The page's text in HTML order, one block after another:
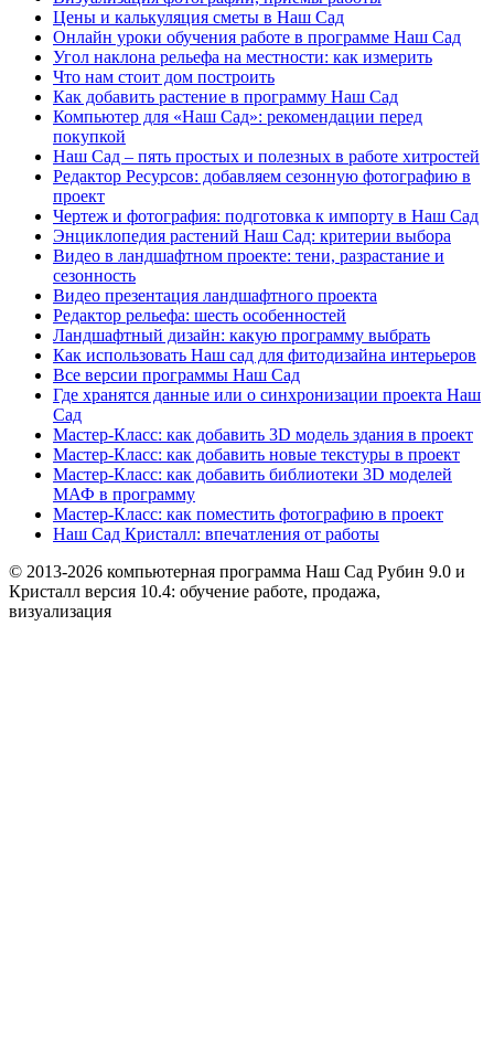
Цены и калькуляция сметы в Наш Сад
Онлайн уроки обучения работе в программе Наш Сад
Угол наклона рельефа на местности: как измерить
Что нам стоит дом построить
Как добавить растение в программу Наш Сад
Компьютер для «Наш Сад»: рекомендации перед
покупкой
Наш Сад – пять простых и полезных в работе хитростей
Редактор Ресурсов: добавляем сезонную фотографию в
проект
Чертеж и фотография: подготовка к импорту в Наш Сад
Энциклопедия растений Наш Сад: критерии выбора
Видео в ландшафтном проекте: тени, разрастание и
сезонность
Видео презентация ландшафтного проекта
Редактор рельефа: шесть особенностей
Ландшафтный дизайн: какую программу выбрать
Как использовать Наш сад для фитодизайна интерьеров
Все версии программы Наш Сад
Где хранятся данные или о синхронизации проекта Наш
Сад
Мастер-Класс: как добавить 3D модель здания в проект
Мастер-Класс: как добавить новые текстуры в проект
Мастер-Класс: как добавить библиотеки 3D моделей
МАФ в программу
Мастер-Класс: как поместить фотографию в проект
Наш Сад Кристалл: впечатления от работы
© 2013-2026 компьютерная программа Наш Сад Рубин 9.0 и
Кристалл версия 10.4: обучение работе, продажа,
визуализация